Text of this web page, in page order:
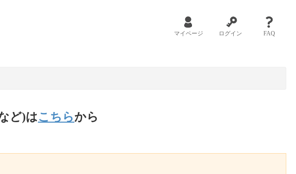
マイページ ログイン FAQ
ど)はこちらから